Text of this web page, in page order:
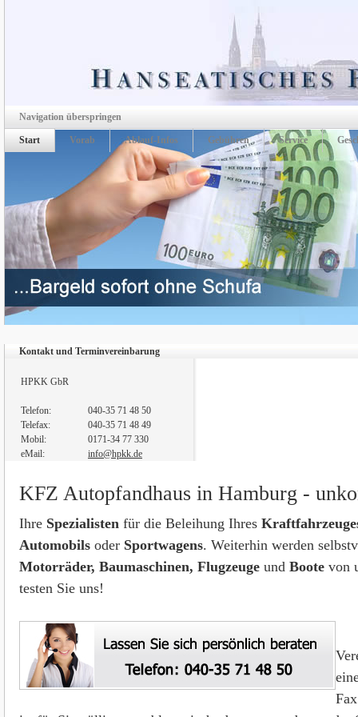
Navigation überspringen
Start Vorab Ablauf-Infos Gebühren Service
Kontakt und Terminvereinbarung
HPKK GbR
Telefon:
040-35 71 48 50
Telefax:
040-35 71 48 49
Mobil:
0171-34 77 330
eMail:
info@hpkk.de
KFZ Autopfandhaus in Hamburg -
Ihre Spezialisten für die Beleihung Ihres
Automobils oder Sportwagens. Weiterhin werden
Motorräder, Baumaschinen, Flugzeuge und Boote von
testen Sie uns!